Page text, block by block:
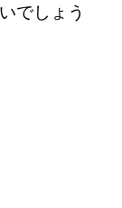
でしょう